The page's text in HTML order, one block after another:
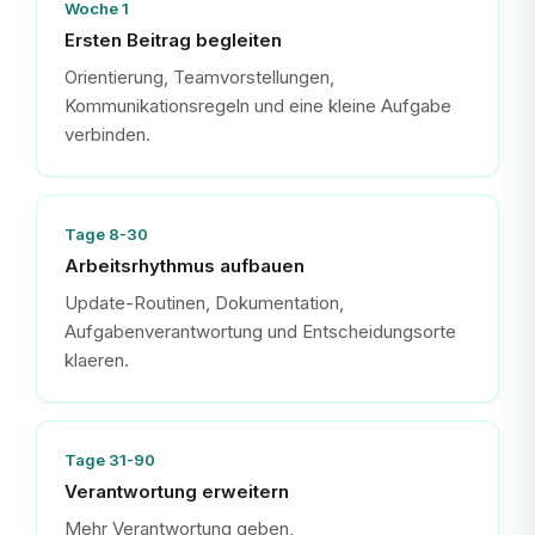
Woche 1
Ersten Beitrag begleiten
Orientierung, Teamvorstellungen,
Kommunikationsregeln und eine kleine Aufgabe
verbinden.
Tage 8-30
Arbeitsrhythmus aufbauen
Update-Routinen, Dokumentation,
Aufgabenverantwortung und Entscheidungsorte
klaeren.
Tage 31-90
Verantwortung erweitern
Mehr Verantwortung geben,